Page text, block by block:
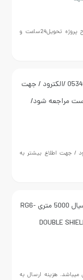
باتوجه به شرایط افتتاح پروژه تحویل24ساعت و
0534115 /الکترود / جهت
شود/
اطلاع بیشتر به
استعلام کابل کواکسیال 5000 متری RG6-
ارسال به